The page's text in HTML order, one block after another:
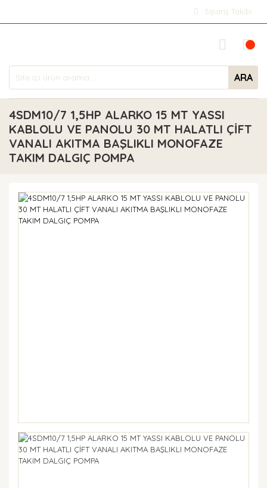
Sipariş Takibi
ARA
4SDM10/7 1,5HP ALARKO 15 MT YASSI
KABLOLU VE PANOLU 30 MT HALATLI ÇİFT
VANALI AKITMA BAŞLIKLI MONOFAZE
TAKIM DALGIÇ POMPA